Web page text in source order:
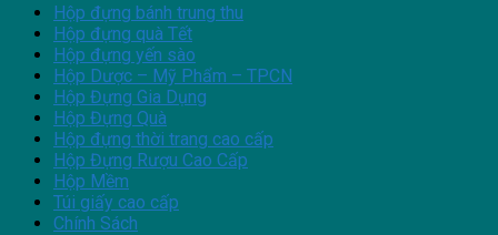
Hộp đựng bánh trung thu
Hộp đựng quà Tết
Hộp đựng yến sào
Hộp Dược – Mỹ Phẩm – TPCN
Hộp Đựng Gia Dụng
Hộp Đựng Quà
Hộp đựng thời trang cao cấp
Hộp Đựng Rượu Cao Cấp
Hộp Mềm
Túi giấy cao cấp
Chính Sách